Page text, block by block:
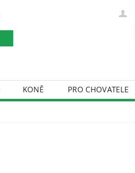
KONĚ
PRO CHOVATELE